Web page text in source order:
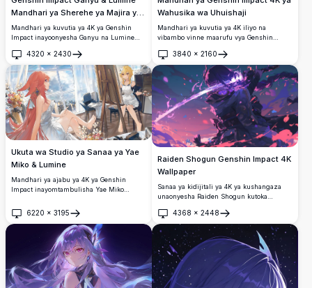
Mandhari ya Sherehe ya Majira ya
Baridi
Mandhari ya kuvutia ya 4K ya Genshin
Impact inayoonyesha Ganyu na Lumine
theluji huko Liyue Harbor. Taa za angani
zinazong'aa, maua ya lotus ya buluu, na
usanifu wa jadi wa Kichina vinaunda tukio
la usiku wa baridi lenye kupendeza.
4320 × 2430
Fungua
Wahusika wa Uhuishaji
Mandhari ya kuvutia ya 4K iliyo na
vibambo vinne maarufu vya Genshin
zilizogawanyika.
3840 × 2160
Fungua
Ukuta wa Studio ya Sanaa ya Yae
Miko & Lumine
Mandhari ya ajabu ya 4K ya Genshin
Impact inayomtambulisha Yae Miko
nyeupe wakati Lumine anamchora picha
yake katika studio iliyoangazwa na jua
yenye mandhari ya mji na mapambo ya
6220 × 3195
Fungua
Raiden Shogun Genshin Impact 4K
Wallpaper
Sanaa ya kidijitali ya 4K ya kushangaza
unaonyesha Raiden Shogun kutoka
electro kati ya nishati ya zambarau
inayozunguka na mapetali ya maua ya
cherry. Mchoro wa hali ya juu wa mtindo
wa anime mkamilifu kwa mandhari za
desktop na rangi za zambarau na waridi
zenye mwanga zinazounda mazingira ya
mapigano ya kipekee.
4368 × 2448
Fungua